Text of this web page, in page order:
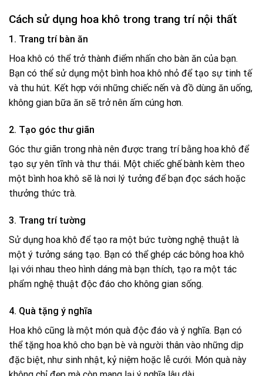
Cách sử dụng hoa khô trong trang trí nội thất
1. Trang trí bàn ăn
Hoa khô có thể trở thành điểm nhấn cho bàn ăn của bạn.
Bạn có thể sử dụng một bình hoa khô nhỏ để tạo sự tinh tế
và thu hút. Kết hợp với những chiếc nến và đồ dùng ăn uống,
không gian bữa ăn sẽ trở nên ấm cúng hơn.
2. Tạo góc thư giãn
Góc thư giãn trong nhà nên được trang trí bằng hoa khô để
tạo sự yên tĩnh và thư thái. Một chiếc ghế bành kèm theo
một bình hoa khô sẽ là nơi lý tưởng để bạn đọc sách hoặc
thưởng thức trà.
3. Trang trí tường
Sử dụng hoa khô để tạo ra một bức tường nghệ thuật là
một ý tưởng sáng tạo. Bạn có thể ghép các bông hoa khô
lại với nhau theo hình dáng mà bạn thích, tạo ra một tác
phẩm nghệ thuật độc đáo cho không gian sống.
4. Quà tặng ý nghĩa
Hoa khô cũng là một món quà độc đáo và ý nghĩa. Bạn có
thể tặng hoa khô cho bạn bè và người thân vào những dịp
đặc biệt, như sinh nhật, kỷ niệm hoặc lễ cưới. Món quà này